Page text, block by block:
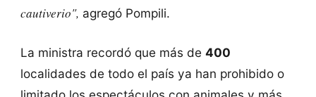
cautiverio", agregó Pompili.
La ministra recordó que más de 400
localidades de todo el país ya han prohibido o